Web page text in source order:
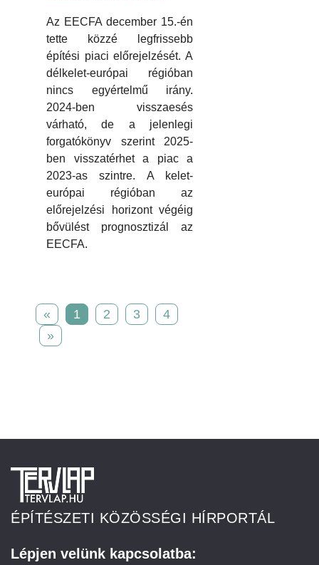
Az EECFA december 15.-én
tette közzé legfrissebb
építési piaci előrejelzését. A
délkelet-európai régióban
nincs egyértelmű irány.
2024-ben visszaesés
várható, de a jelenlegi
forgatókönyv szerint 2025-
ben visszatérhet a piac a
2023-as szintre. A kelet-
európai régióban az
előrejelzési horizont végéig
bővülést prognosztizál az
EECFA.
« 1 2 3
4
»
ÉPÍTÉSZETI KÖZÖSSÉGI HÍRPORTÁL
Lépjen velünk kapcsolatba: